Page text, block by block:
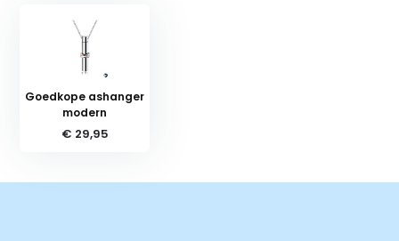
Goedkope ashanger
modern
€ 29,95